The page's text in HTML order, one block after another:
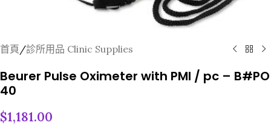
首頁 /診所用品 Clinic Supplies
Beurer Pulse Oximeter with PMI / pc – B#PO
40
$1,181.00